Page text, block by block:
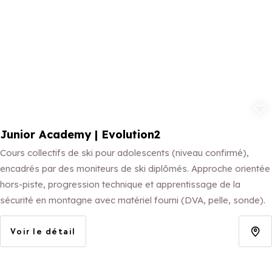
Junior Academy | Evolution2
Cours collectifs de ski pour adolescents (niveau confirmé),
encadrés par des moniteurs de ski diplômés. Approche orientée
hors-piste, progression technique et apprentissage de la
sécurité en montagne avec matériel fourni (DVA, pelle, sonde).
Voir le détail